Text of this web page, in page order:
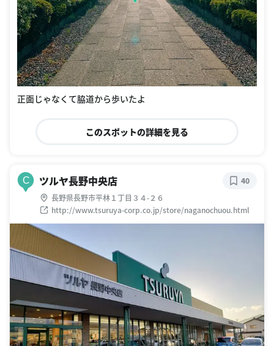
正面じゃなくて脇道から歩いたよ
このスポットの詳細を見る
C ツルヤ長野中央店
長野県長野市平林１丁目３４-２６
http://www.tsuruya-corp.co.jp/store/naganochuou.html
40